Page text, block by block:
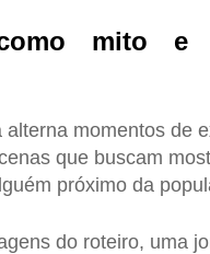
mito e
alterna momentos de
que buscam
próximo da
do roteiro, uma